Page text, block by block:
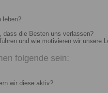
leben?
dass die Besten uns verlassen?
und wie motivieren wir unsere
folgende sein:
wir diese aktiv?